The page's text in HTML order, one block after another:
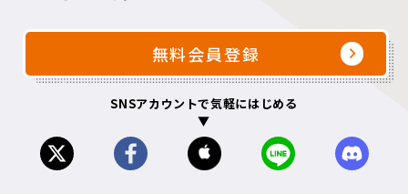
無料会員登録
SNSアカウントで気軽にはじめる
▼